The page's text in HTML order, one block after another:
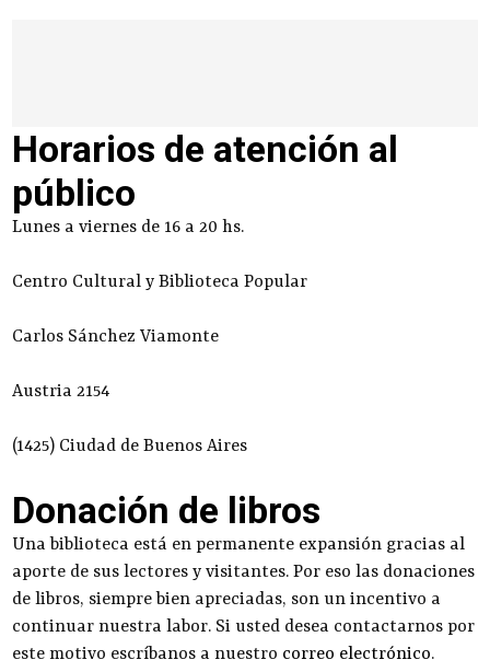
Horarios de atención al
público
Lunes a viernes de 16 a 20 hs.
Centro Cultural y Biblioteca Popular
Carlos Sánchez Viamonte
Austria 2154
(1425) Ciudad de Buenos Aires
Donación de libros
Una biblioteca está en permanente expansión gracias al
aporte de sus lectores y visitantes. Por eso las donaciones
de libros, siempre bien apreciadas, son un incentivo a
continuar nuestra labor. Si usted desea contactarnos por
este motivo escríbanos a nuestro correo electrónico.